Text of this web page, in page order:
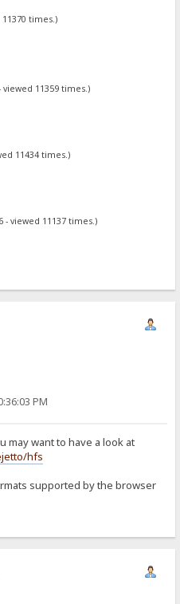
11370 times.)
viewed 11359 times.)
11434 times.)
- viewed 11137 times.)
PM
may want to have a look at
hfs
supported by the browser